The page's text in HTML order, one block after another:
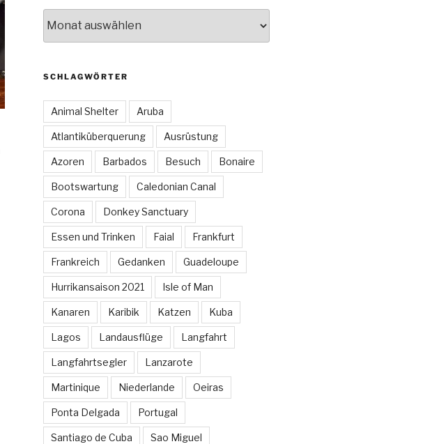
SCHLAGWÖRTER
Animal Shelter Aruba
Atlantiküberquerung Ausrüstung
Azoren Barbados Besuch Bonaire
Bootswartung Caledonian Canal
Corona Donkey Sanctuary
Essen und Trinken Faial Frankfurt
Frankreich Gedanken Guadeloupe
Hurrikansaison 2021 Isle of Man
Kanaren Karibik Katzen Kuba
Lagos Landausflüge Langfahrt
Langfahrtsegler Lanzarote
Martinique Niederlande Oeiras
Ponta Delgada Portugal
Santiago de Cuba Sao Miguel